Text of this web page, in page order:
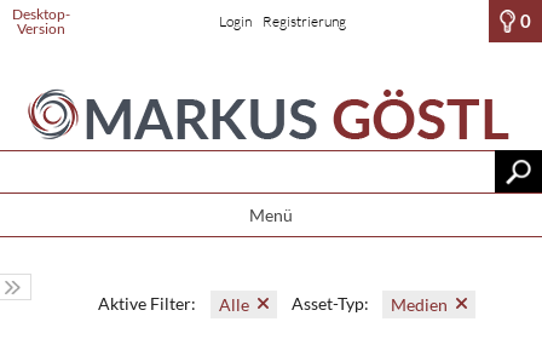
Desktop-
Version
Login Registrierung 0
Menü
Aktive Filter: Alle Asset-Typ: Medien